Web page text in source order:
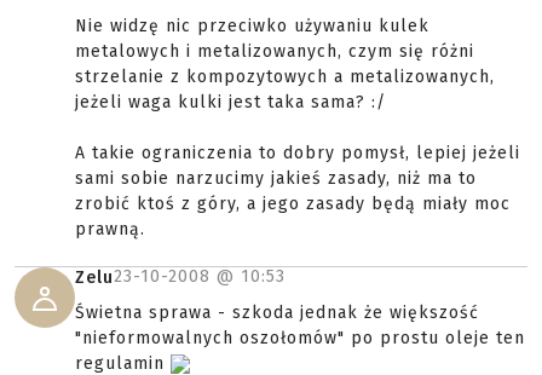
Nie widzę nic przeciwko używaniu kulek
metalowych i metalizowanych, czym się różni
strzelanie z kompozytowych a metalizowanych,
jeżeli waga kulki jest taka sama? :/
A takie ograniczenia to dobry pomysł, lepiej jeżeli
sami sobie narzucimy jakieś zasady, niż ma to
zrobić ktoś z góry, a jego zasady będą miały moc
prawną.
Zelu23-10-2008 @ 10:53
Świetna sprawa - szkoda jednak że większość
"nieformowalnych oszołomów" po prostu oleje ten
regulamin